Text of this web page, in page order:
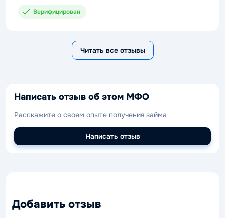
Верифицирован
Читать все отзывы
Написать отзыв об этом МФО
Расскажите о своем опыте получения займа
Написать отзыв
Добавить отзыв